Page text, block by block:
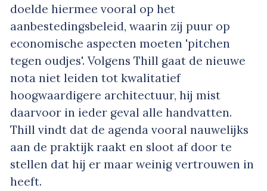
doelde hiermee vooral op het
aanbestedingsbeleid, waarin zij puur op
economische aspecten moeten 'pitchen
tegen oudjes'. Volgens Thill gaat de nieuwe
nota niet leiden tot kwalitatief
hoogwaardigere architectuur, hij mist
daarvoor in ieder geval alle handvatten.
Thill vindt dat de agenda vooral nauwelijks
aan de praktijk raakt en sloot af door te
stellen dat hij er maar weinig vertrouwen in
heeft.